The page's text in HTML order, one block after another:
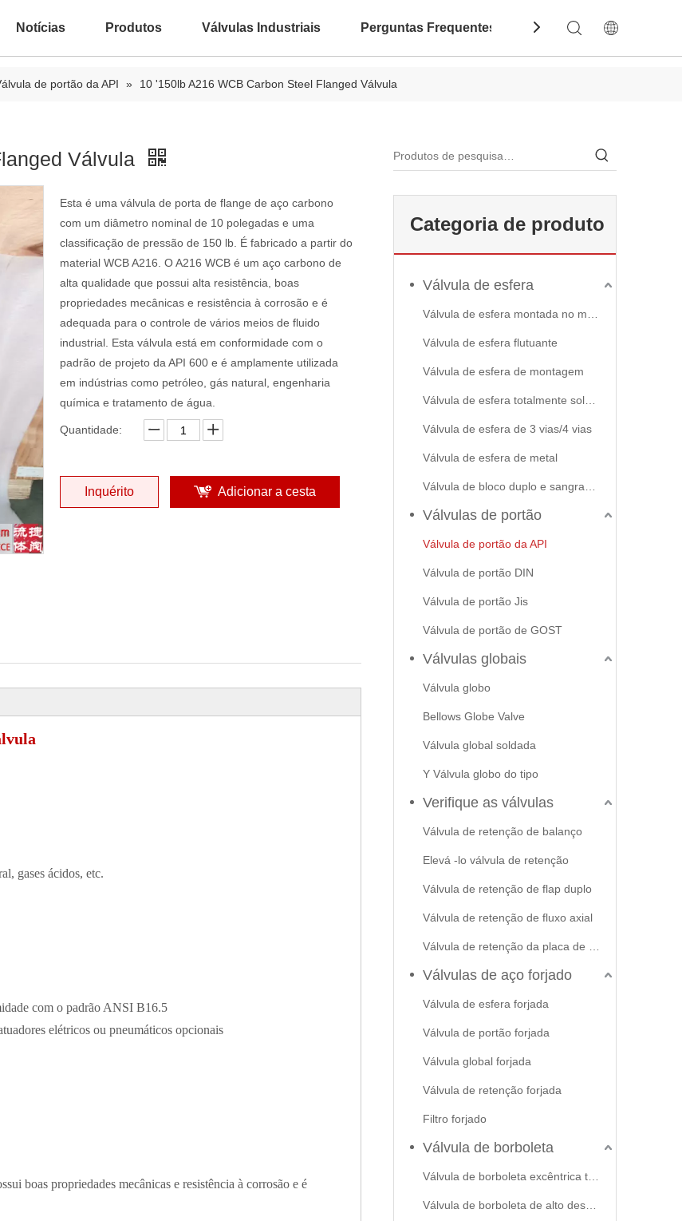
Notícias Produtos Válvulas Industriais Perguntas Frequentes Contate-Nos
de portão da API » 10 '150lb A216 WCB Carbon Steel Flanged Válvula
Válvula
Esta é uma válvula de porta de flange de aço carbono
com um diâmetro nominal de 10 polegadas e uma
classificação de pressão de 150 lb. É fabricado a partir do
material WCB A216. O A216 WCB é um aço carbono de
alta qualidade que possui alta resistência, boas
propriedades mecânicas e resistência à corrosão e é
adequada para o controle de vários meios de fluido
industrial. Esta válvula está em conformidade com o
padrão de projeto da API 600 e é amplamente utilizada
em indústrias como petróleo, gás natural, engenharia
química e tratamento de água.
Quantidade:
Inquérito Adicionar a cesta
gases ácidos, etc.
com o padrão ANSI B16.5
elétricos ou pneumáticos opcionais
boas propriedades mecânicas e resistência à corrosão e é
Categoria de produto
Válvula de esfera
Válvula de esfera flutuante
Válvula de esfera de montagem
Válvula de esfera de 3 vias/4 vias
Válvula de esfera de metal
Válvulas de portão
Válvula de portão da API
Válvula de portão DIN
Válvula de portão Jis
Válvula de portão de GOST
Válvulas globais
Válvula globo
Bellows Globe Valve
Válvula global soldada
Y Válvula globo do tipo
Verifique as válvulas
Válvula de retenção de balanço
Elevá -lo válvula de retenção
Válvula de retenção de flap duplo
Válvula de retenção de fluxo axial
Válvulas de aço forjado
Válvula de esfera forjada
Válvula de portão forjada
Válvula global forjada
Válvula de retenção forjada
Filtro forjado
Válvula de borboleta